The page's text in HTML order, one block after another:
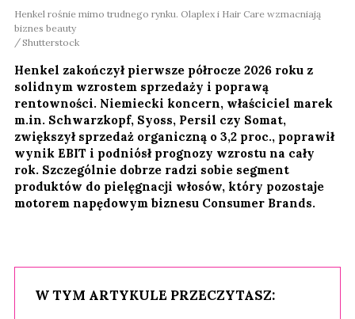
Henkel rośnie mimo trudnego rynku. Olaplex i Hair Care wzmacniają
biznes beauty
Shutterstock
Henkel zakończył pierwsze półrocze 2026 roku z
solidnym wzrostem sprzedaży i poprawą
rentowności. Niemiecki koncern, właściciel marek
m.in. Schwarzkopf, Syoss, Persil czy Somat,
zwiększył sprzedaż organiczną o 3,2 proc., poprawił
wynik EBIT i podniósł prognozy wzrostu na cały
rok. Szczególnie dobrze radzi sobie segment
produktów do pielęgnacji włosów, który pozostaje
motorem napędowym biznesu Consumer Brands.
W TYM ARTYKULE PRZECZYTASZ: